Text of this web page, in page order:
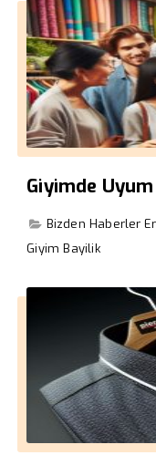
Giyimde
Bizden Haberler
Giyim Bayilik